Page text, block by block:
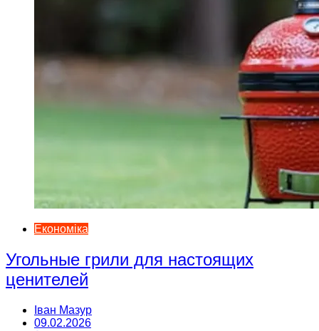
Економіка
Угольные грили для настоящих
ценителей
Іван Мазур
09.02.2026